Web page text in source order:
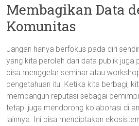
Membagikan Data
Komunitas
Jangan hanya berfokus pada diri
yang kita peroleh dari data publik juga
bisa menggelar seminar atau
pengetahuan itu. Ketika kita berbagi,
membangun reputasi sebagai
tetapi juga mendorong kolaborasi di
lainnya. Ini bisa menciptakan